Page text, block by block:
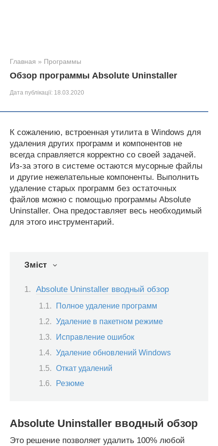
Главная » Программы
Обзор программы Absolute Uninstaller
Дата публікації: 18.03.2020
К сожалению, встроенная утилита в Windows для
удаления других программ и компонентов не
всегда справляется корректно со своей задачей.
Из-за этого в системе остаются мусорные файлы
и другие нежелательные компоненты. Выполнить
удаление старых программ без остаточных
файлов можно с помощью программы Absolute
Uninstaller. Она предоставляет весь необходимый
для этого инструментарий.
Зміст
Absolute Uninstaller вводный обзор
Полное удаление программ
Удаление в пакетном режиме
Исправление ошибок
Удаление обновлений Windows
Откат удалений
Резюме
Absolute Uninstaller вводный обзор
Это решение позволяет удалить 100% любой